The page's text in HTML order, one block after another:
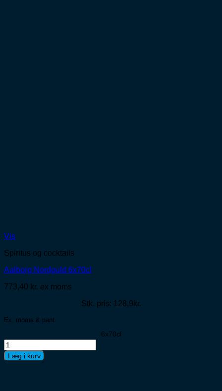
Vis
Spiritus og cocktails
Aalborg Nordguld 6x70cl
773,40 kr. ex moms
Stk. pris: 128,9kr.
Ex. moms & pant
6x70cl
Aalborg
Nordguld
6x70cl
Læg i kurv